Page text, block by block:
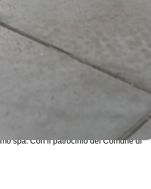
come necessariamente e
naturalezza a tutto ciò che si rivolge
e necessità, ponendo l’attenzione
alla base delle dinamiche della
in mostra che presentano la
e dei gesti che li hanno
è stata pensata per opposizione, al
intensità e riduzione, vuoto e
spa. Con il patrocinio del Comune di